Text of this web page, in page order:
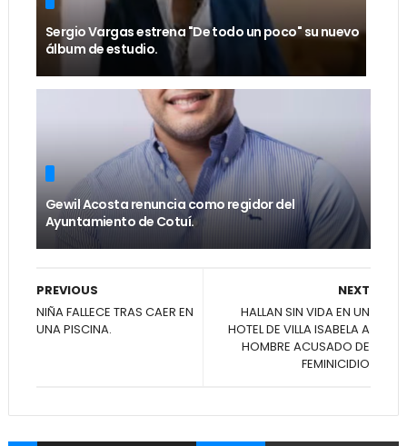
Sergio Vargas estrena "De todo un poco" su nuevo
álbum de estudio.
Gewil Acosta renuncia como regidor del
Ayuntamiento de Cotuí.
NEXT
HALLAN SIN VIDA EN UN
HOTEL DE VILLA ISABELA A
HOMBRE ACUSADO DE
FEMINICIDIO
PREVIOUS
NIÑA FALLECE TRAS CAER EN
UNA PISCINA.